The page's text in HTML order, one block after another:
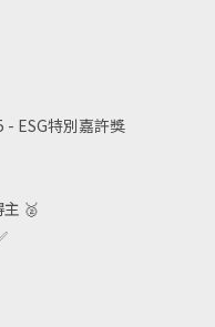
- ESG特別嘉許獎
🥈